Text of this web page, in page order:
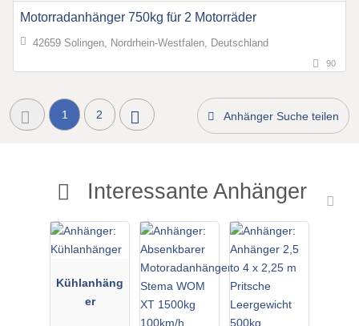
Motorradanhänger 750kg für 2 Motorräder
42659 Solingen, Nordrhein-Westfalen, Deutschland
90
1 2 Anhänger Suche teilen
Interessante Anhänger
Kühlanhäng
er